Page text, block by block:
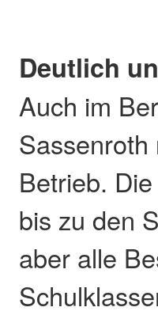
Deutlich
Auch im
Betrieb.
bis zu den
aber alle